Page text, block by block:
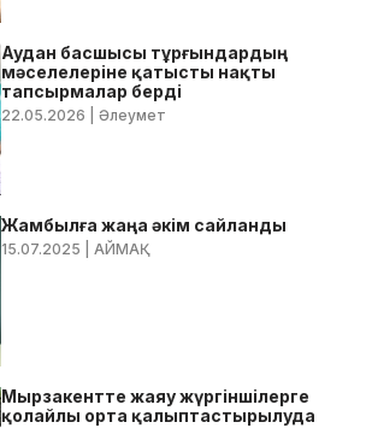
Аудан басшысы тұрғындардың
мәселелеріне қатысты нақты
тапсырмалар берді
22.05.2026 | Әлеумет
Жамбылға жаңа әкім сайланды
15.07.2025 | АЙМАҚ
Мырзакентте жаяу жүргіншілерге
қолайлы орта қалыптастырылуда